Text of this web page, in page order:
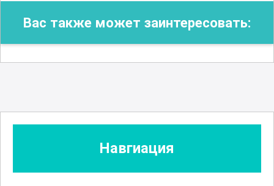
Вас также может заинтересовать:
Навгиация